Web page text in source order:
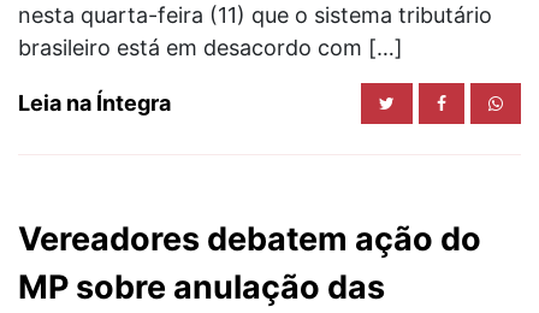
nesta quarta-feira (11) que o sistema tributário
brasileiro está em desacordo com […]
Leia na Íntegra
Vereadores debatem ação do
MP sobre anulação das